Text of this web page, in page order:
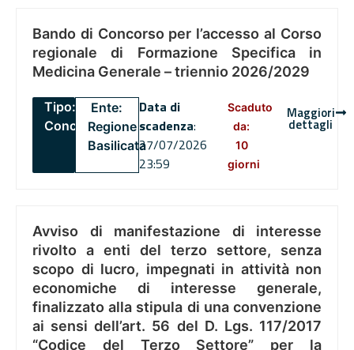
Bando di Concorso per l’accesso al Corso
regionale di Formazione Specifica in
Medicina Generale – triennio 2026/2029
Tipo:
Concorsi
Ente:
Regione
Basilicata
Data di
scadenza:
27/07/2026
23:59
Scaduto
da:
10
giorni
Maggiori
dettagli
Avviso di manifestazione di interesse
rivolto a enti del terzo settore, senza
scopo di lucro, impegnati in attività non
economiche di interesse generale,
finalizzato alla stipula di una convenzione
ai sensi dell’art. 56 del D. Lgs. 117/2017
“Codice del Terzo Settore” per la